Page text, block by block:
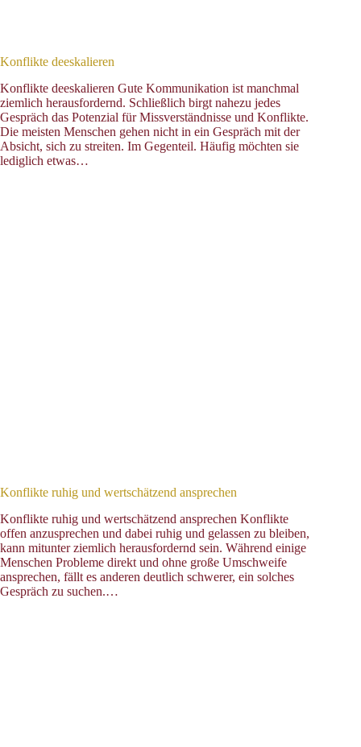
Konflikte deeskalieren
Konflikte deeskalieren Gute Kommunikation ist manchmal
ziemlich herausfordernd. Schließlich birgt nahezu jedes
Gespräch das Potenzial für Missverständnisse und Konflikte.
Die meisten Menschen gehen nicht in ein Gespräch mit der
Absicht, sich zu streiten. Im Gegenteil. Häufig möchten sie
lediglich etwas…
Konflikte ruhig und wertschätzend ansprechen
Konflikte ruhig und wertschätzend ansprechen Konflikte
offen anzusprechen und dabei ruhig und gelassen zu bleiben,
kann mitunter ziemlich herausfordernd sein. Während einige
Menschen Probleme direkt und ohne große Umschweife
ansprechen, fällt es anderen deutlich schwerer, ein solches
Gespräch zu suchen.…